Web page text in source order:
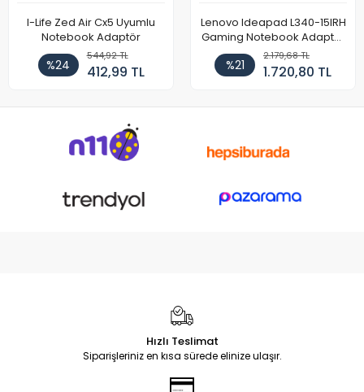
I-Life Zed Air Cx5 Uyumlu
Notebook Adaptör
%24
544,92 TL
412,99 TL
Lenovo Ideapad L340-15IRH
Gaming Notebook Adaptör
Cihazı Şarj Aleti (150W)
%21
2.179,68 TL
1.720,80 TL
Hızlı Teslimat
Siparişleriniz en kısa sürede elinize ulaşır.